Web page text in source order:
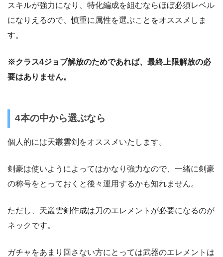
スキルが強力になり、特化編成を組むならほぼ必須レベル
になりえるので、慎重に属性を選ぶことをオススメしま
す。
※クラス4ジョブ解放のためであれば、最終上限解放の必
要はありません。
4本の中から選ぶなら
個人的には天叢雲剣をオススメいたします。
剣豪は使いようによってはかなり強力なので、一緒に剣豪
の称号をとっておくと後々運用するかも知れません。
ただし、天叢雲剣作成は刀のエレメントが必要になるのが
ネックです。
ガチャをあまり回さない方にとっては武器のエレメントは